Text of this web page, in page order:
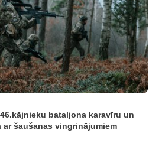
bataljona karavīru un
ar šaušanas vingrinājumiem